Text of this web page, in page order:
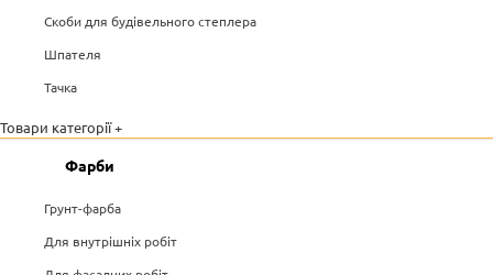
Скоби для будівельного степлера
Шпателя
Тачка
Товари категорії +
Фарби
Грунт-фарба
Для внутрішніх робіт